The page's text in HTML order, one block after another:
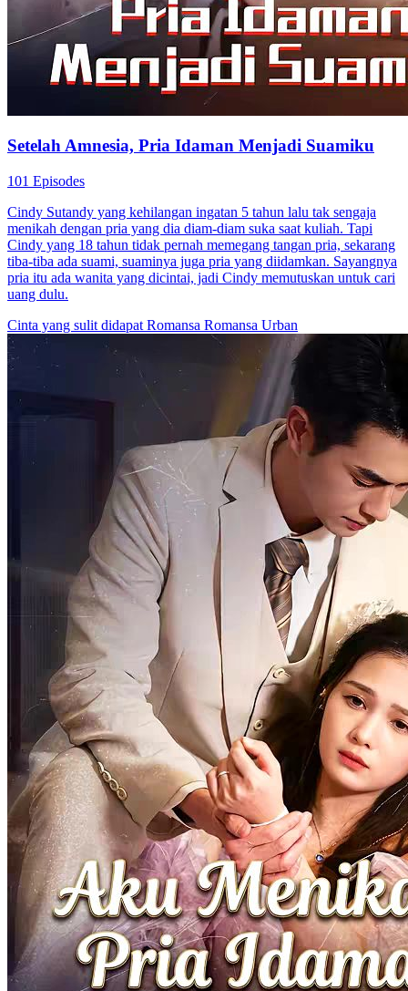
Setelah Amnesia, Pria Idaman Menjadi Suamiku
101 Episodes
Cindy Sutandy yang kehilangan ingatan 5 tahun lalu tak sengaja
menikah dengan pria yang dia diam-diam suka saat kuliah. Tapi
Cindy yang 18 tahun tidak pernah memegang tangan pria, sekarang
tiba-tiba ada suami, suaminya juga pria yang diidamkan. Sayangnya
pria itu ada wanita yang dicintai, jadi Cindy memutuskan untuk cari
uang dulu.
Cinta yang sulit didapat Romansa Romansa Urban